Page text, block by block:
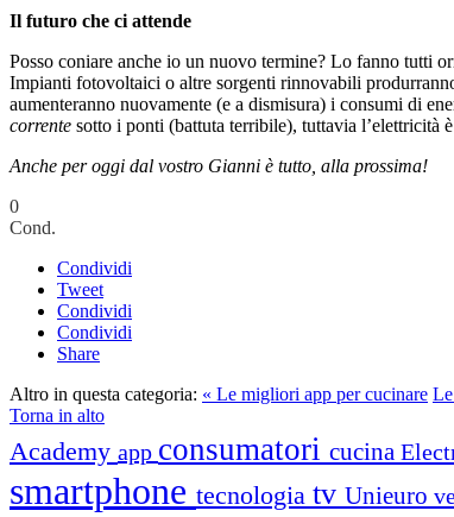
Il futuro che ci attende
Posso coniare anche io un nuovo termine? Lo fanno tutti
Impianti fotovoltaici o altre sorgenti rinnovabili
aumenteranno nuovamente (e a dismisura) i consumi di
corrente sotto i ponti (battuta terribile), tuttavia l’elettricità
Anche per oggi dal vostro Gianni è tutto, alla prossima!
0
Cond.
Condividi
Tweet
Condividi
Condividi
Share
Altro in questa categoria: « Le migliori app per cucinare
Torna in alto
Academy app consumatori cucina
smartphone tecnologia tv Unieuro